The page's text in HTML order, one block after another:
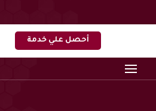
أحصل علي خدمة